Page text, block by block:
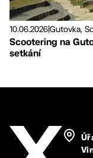
10.06.2026|Gutovka,
Scootering na
setkání